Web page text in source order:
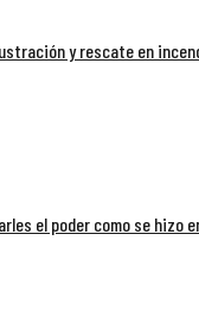
y rescate en
el poder como se hizo